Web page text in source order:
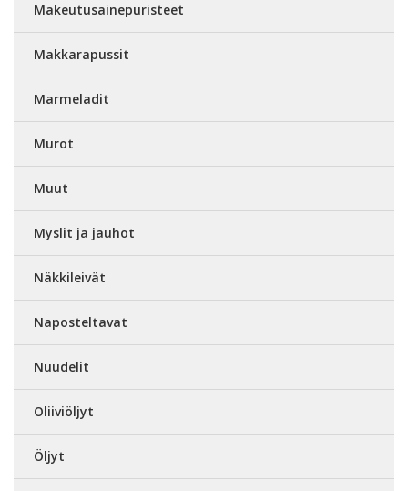
Makeutusainepuristeet
Makkarapussit
Marmeladit
Murot
Muut
Myslit ja jauhot
Näkkileivät
Naposteltavat
Nuudelit
Oliiviöljyt
Öljyt